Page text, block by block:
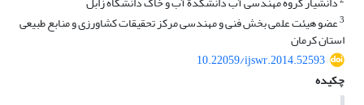
3عضو هیئت علمی بخش فنی و مهندسی مرکز تحقیقات کشاورزی و منابع طبیعی
استان کرمان
10.22059/ijswr.2014.52593
چکیده